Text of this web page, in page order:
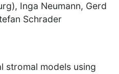
Inga Neumann, Gerd
Schrader
stromal models using